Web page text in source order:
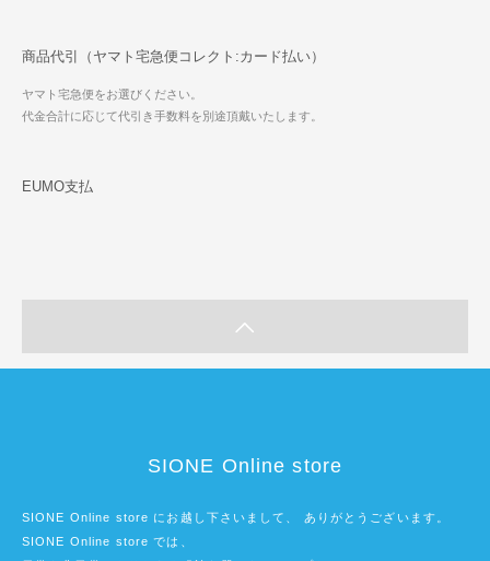
商品代引（ヤマト宅急便コレクト:カード払い）
ヤマト宅急便をお選びください。
代金合計に応じて代引き手数料を別途頂戴いたします。
EUMO支払
SIONE Online store
SIONE Online store にお越し下さいまして、 ありがとうございます。
SIONE Online store では、